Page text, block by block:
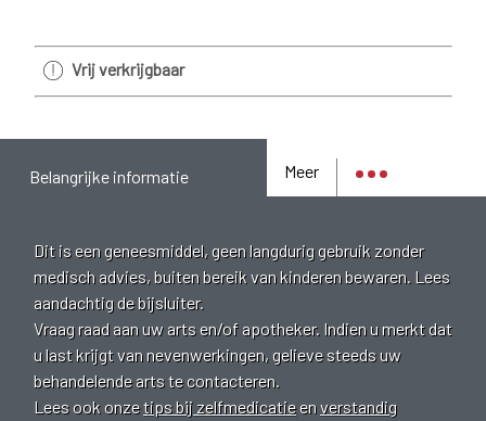
Vrij verkrijgbaar
Meer
Belangrijke informatie
Dit is een geneesmiddel, geen langdurig gebruik zonder
medisch advies, buiten bereik van kinderen bewaren. Lees
aandachtig de bijsluiter.
Vraag raad aan uw arts en/of apotheker. Indien u merkt dat
u last krijgt van nevenwerkingen, gelieve steeds uw
behandelende arts te contacteren.
Lees ook onzetips bij zelfmedicatieenverstandig